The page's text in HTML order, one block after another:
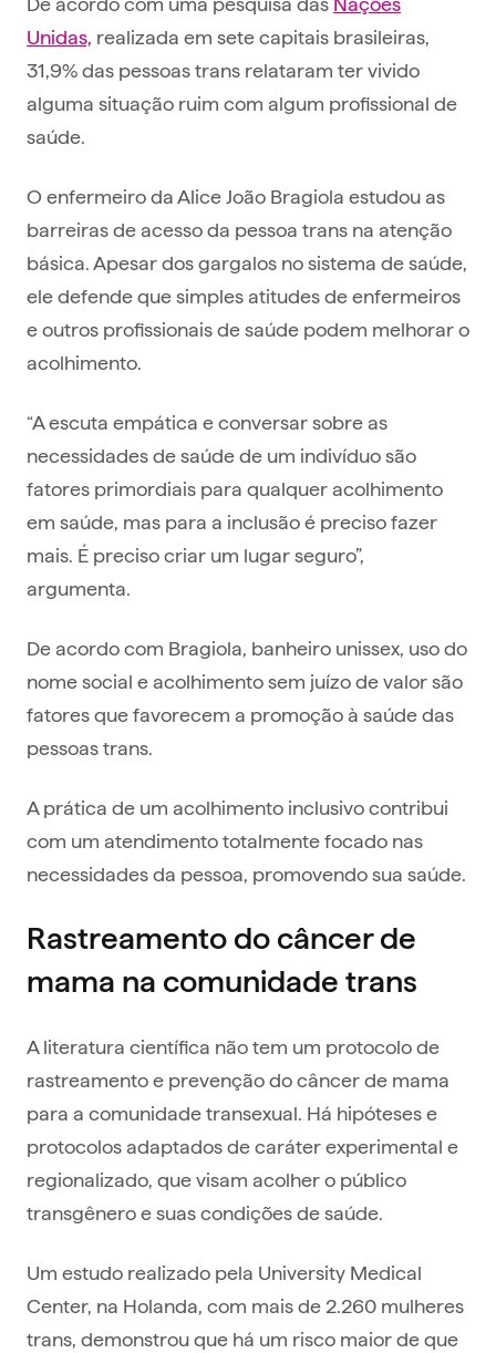
Unidas, realizada em sete capitais brasileiras,
31,9% das pessoas trans relataram ter vivido
alguma situação ruim com algum profissional de
saúde.
O enfermeiro da Alice João Bragiola estudou as
barreiras de acesso da pessoa trans na atenção
básica. Apesar dos gargalos no sistema de saúde,
ele defende que simples atitudes de enfermeiros
e outros profissionais de saúde podem melhorar o
acolhimento.
“A escuta empática e conversar sobre as
necessidades de saúde de um indivíduo são
fatores primordiais para qualquer acolhimento
em saúde, mas para a inclusão é preciso fazer
mais. É preciso criar um lugar seguro”,
argumenta.
De acordo com Bragiola, banheiro unissex, uso do
nome social e acolhimento sem juízo de valor são
fatores que favorecem a promoção à saúde das
pessoas trans.
A prática de um acolhimento inclusivo contribui
com um atendimento totalmente focado nas
necessidades da pessoa, promovendo sua saúde.
Rastreamento do câncer de
mama na comunidade trans
A literatura científica não tem um protocolo de
rastreamento e prevenção do câncer de mama
para a comunidade transexual. Há hipóteses e
protocolos adaptados de caráter experimental e
regionalizado, que visam acolher o público
transgênero e suas condições de saúde.
Um estudo realizado pela University Medical
Center, na Holanda, com mais de 2.260 mulheres
trans, demonstrou que há um risco maior de que